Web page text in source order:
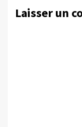
Laisser un